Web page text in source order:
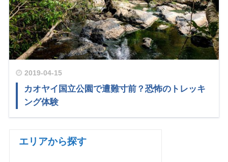
2019-04-15
カオヤイ国立公園で遭難寸前？恐怖のトレッキ
ング体験
エリアから探す